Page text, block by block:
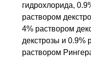
гидрохлорида,
раствором
4% раствором
декстрозы и 0.9%
раствором